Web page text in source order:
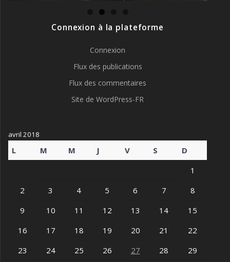
Connexion à la plateforme
Connexion
Flux des publications
Flux des commentaires
Site de WordPress-FR
avril 2018
L M M J V S
D
1
2
3 4 5 6 7
8
9
10 11 12 13 14
15
16
17 18 19 20 21
22
23
24 25 26 27 28 29